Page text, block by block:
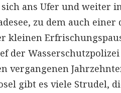
ans Ufer und weiter
zu dem auch
kleinen
der
vergangenen
gibt es viele Strudel,